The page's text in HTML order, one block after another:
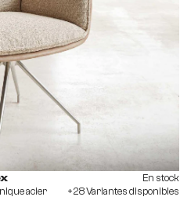
acier
En stock
+28 Variantes disponibles